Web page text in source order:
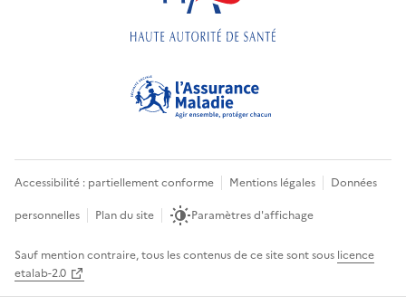
Accessibilité : partiellement conforme Mentions légales
Données
personnelles
Plan du site Paramètres d'affichage
Sauf mention contraire, tous les contenus de ce site sont sous licence
etalab-2.0